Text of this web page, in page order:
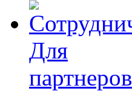
Для
партнеров